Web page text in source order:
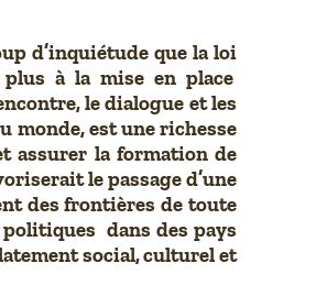
d’inquiétude que la loi
à la mise en place
le dialogue et les
monde, est une richesse
assurer la formation de
le passage d’une
des frontières de toute
dans des pays
social, culturel et